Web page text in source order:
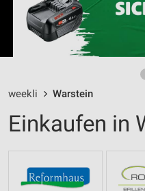
weekli Warstein
Einkaufen in